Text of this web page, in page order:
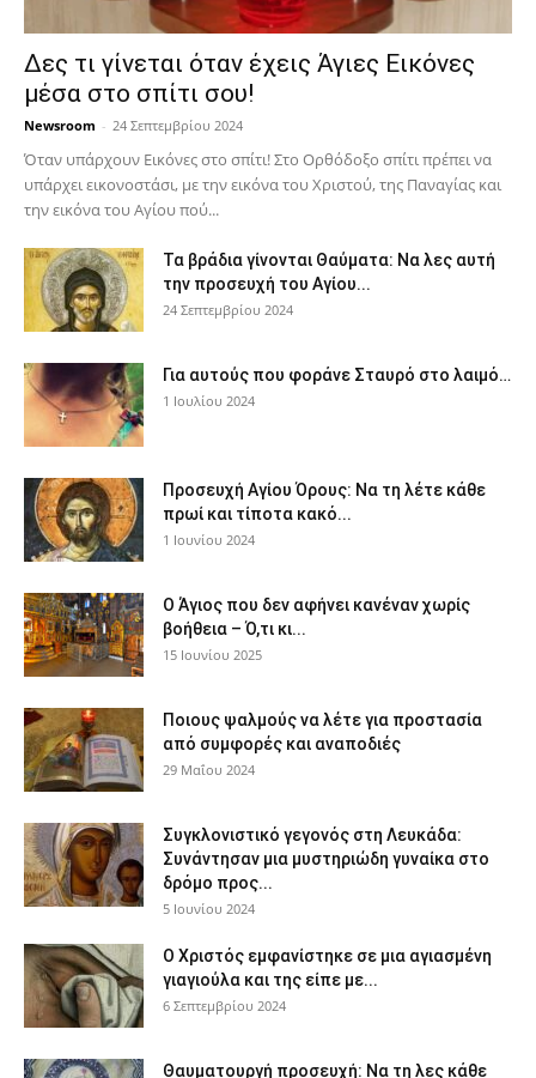
Δες τι γίνεται όταν έχεις Άγιες Εικόνες
μέσα στο σπίτι σου!
Newsroom - 24 Σεπτεμβρίου 2024
Όταν υπάρχουν Εικόνες στο σπίτι! Στο Ορθόδοξο σπίτι πρέπει να
υπάρχει εικονοστάσι, με την εικόνα του Χριστού, της Παν­αγίας και
την εικόνα του Αγίου πού...
Τα βράδια γίνονται Θαύματα: Να λες αυτή
την προσευχή του Αγίου...
24 Σεπτεμβρίου 2024
Για αυτούς που φοράνε Σταυρό στο λαιμό…
1 Ιουλίου 2024
Προσευχή Αγίου Όρους: Να τη λέτε κάθε
πρωί και τίποτα κακό...
1 Ιουνίου 2024
Ο Άγιος που δεν αφήνει κανέναν χωρίς
βοήθεια – Ό,τι κι...
15 Ιουνίου 2025
Ποιους ψαλμούς να λέτε για προστασία
από συμφορές και αναποδιές
29 Μαΐου 2024
Συγκλονιστικό γεγονός στη Λευκάδα:
Συνάντησαν μια μυστηριώδη γυναίκα στο
δρόμο προς...
5 Ιουνίου 2024
Ο Χριστός εμφανίστηκε σε μια αγιασμένη
γιαγιούλα και της είπε με...
6 Σεπτεμβρίου 2024
Θαυματουργή προσευχή: Να τη λες κάθε